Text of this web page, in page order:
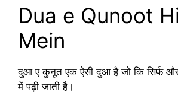
Dua e Qunoot
Mein
दुआ ए कुनूत एक ऐसी दुआ है जो कि सिर्फ और
में पढ़ी जाती है।